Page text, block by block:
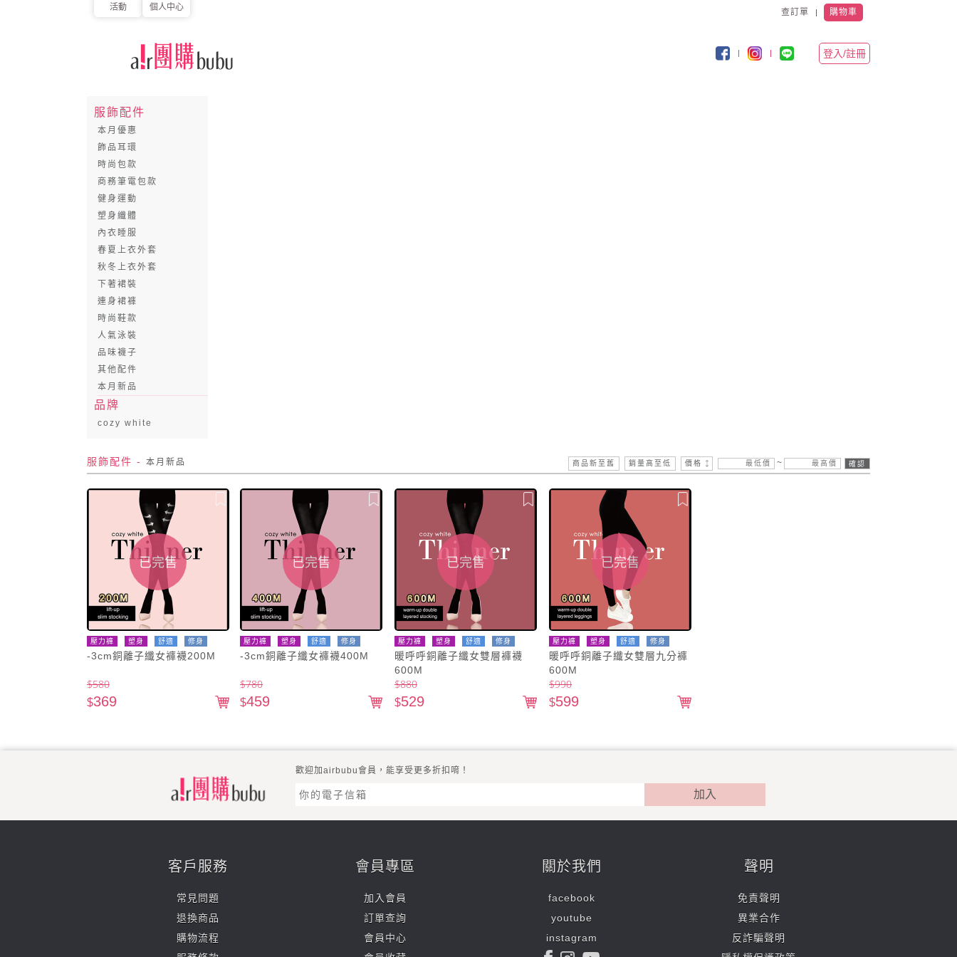
活動 個人中心 查訂單 購物車
登入/註冊
服飾配件
本月優惠
飾品耳環
時尚包款
商務筆電包款
健身運動
塑身纖體
內衣睡服
春夏上衣外套
秋冬上衣外套
下著裙裝
連身裙褲
時尚鞋款
人氣泳裝
品味襪子
其他配件
本月新品
品牌
cozy white
服飾配件 - 本月新品 商品新至舊 銷量高至低 價格 ~ 確認
已完售
壓力褲 塑身 舒適
修身
壓力
-3cm銅離子纖女褲襪200M
$580
$369
已完售
壓力褲 塑身 舒適
修身
壓力
-3cm銅離子纖女褲襪400M
$780
$459
已完售
壓力褲 塑身 舒適
修身
壓力
暖呼呼銅離子纖女雙層褲襪
600M
$880
$529
已完售
壓力褲 塑身 舒適
修身
壓力
暖呼呼銅離子纖女雙層九分褲
600M
$990
$599
歡迎加airbubu會員，能享受更多折扣唷！
加入
客戶服務
常見問題
退換商品
購物流程
會員專區
加入會員
訂單查詢
會員中心
關於我們
facebook
youtube
instagram
聲明
免責聲明
異業合作
反詐騙聲明